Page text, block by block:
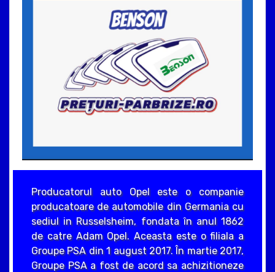
Producatorul auto Opel este o companie
producatoare de automobile din Germania cu
sediul in Russelsheim, fondata în anul 1862
de catre Adam Opel. Aceasta este o filiala a
Groupe PSA din 1 august 2017. În martie 2017,
Groupe PSA a fost de acord sa achizitioneze